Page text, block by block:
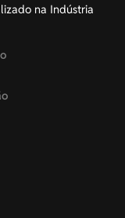
na Indústria